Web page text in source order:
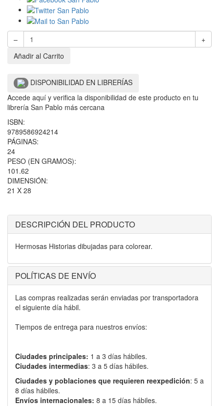
–
+
Añadir al Carrito
DISPONIBILIDAD EN LIBRERÍAS
Accede aquí y verifica la disponibilidad de este producto en tu
librería San Pablo más cercana
ISBN:
9789586924214
PÁGINAS:
24
PESO (EN GRAMOS):
101.62
DIMENSIÓN:
21 X 28
DESCRIPCIÓN DEL PRODUCTO
Hermosas Historias dibujadas para colorear.
POLÍTICAS DE ENVÍO
Las compras realizadas serán enviadas por transportadora
el siguiente día hábil.
Tiempos de entrega para nuestros envíos:
Ciudades principales: 1 a 3 días hábiles.
Ciudades intermedias: 3 a 5 días hábiles.
Ciudades y poblaciones que requieren reexpedición: 5 a
8 días hábiles.
Envíos internacionales: 8 a 15 días hábiles.